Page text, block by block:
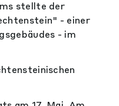
stellte der
- einer
- im